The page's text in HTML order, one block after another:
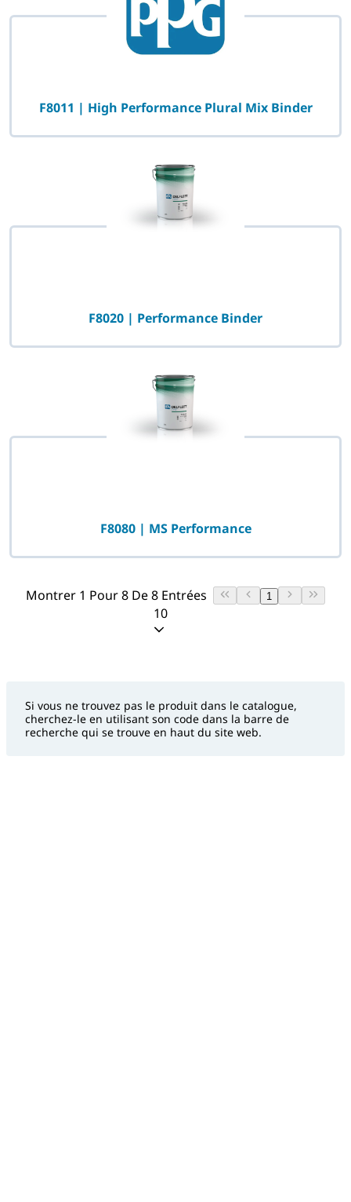
F8011 | High Performance Plural Mix Binder
F8020 | Performance Binder
F8080 | MS Performance
Montrer 1 Pour 8 De 8 Entrées 1
10
Si vous ne trouvez pas le produit dans le catalogue,
cherchez-le en utilisant son code dans la barre de
recherche qui se trouve en haut du site web.